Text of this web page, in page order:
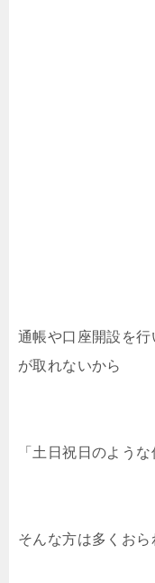
通帳や口座開設を
が取れないから
「土日祝日のよう
そんな方は多くおら